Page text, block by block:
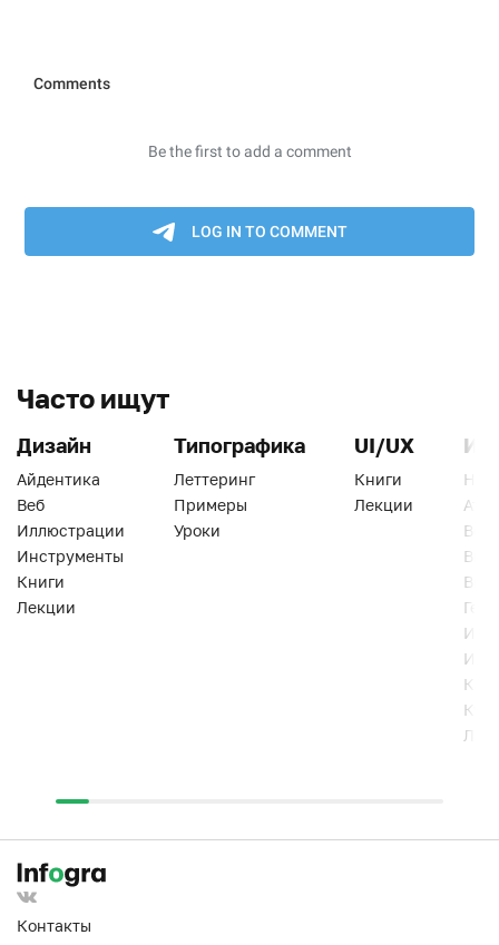
Часто ищут
Дизайн
Айдентика
Веб
Иллюстрации
Инструменты
Книги
Лекции
Типографика
Леттеринг
Примеры
Уроки
UI/UX
Книги
Лекции
Веб
Контакты